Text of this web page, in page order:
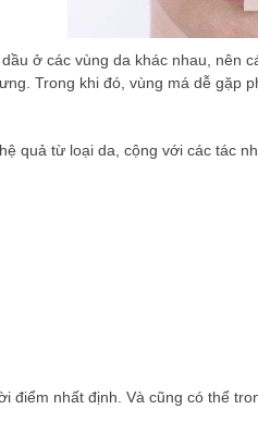
ở các vùng da khác nhau,
Trong khi đó, vùng má dễ gặp
quả từ loại da, cộng với các tác
điểm nhất định. Và cũng có thể